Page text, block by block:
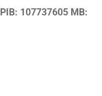
PIB: 107737605 MB: